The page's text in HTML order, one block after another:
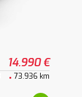
14.990 €
73.936 km